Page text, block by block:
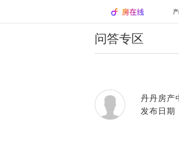
问答专区
丹丹房产
发布日